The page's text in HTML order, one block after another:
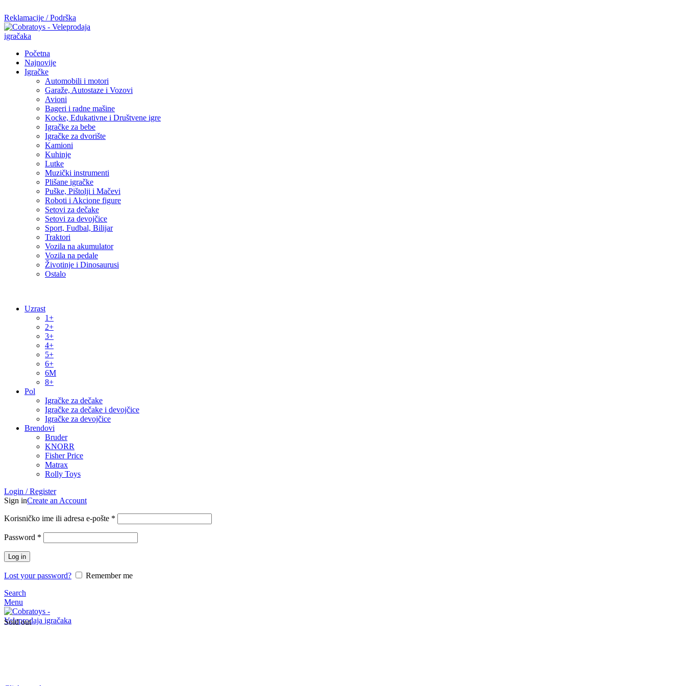
Reklamacije / Podrška
Početna
Najnovije
Igračke
Automobili i motori
Garaže, Autostaze i Vozovi
Avioni
Bageri i radne mašine
Kocke, Edukativne i Društvene igre
Igračke za bebe
Igračke za dvorište
Kamioni
Kuhinje
Lutke
Muzički instrumenti
Plišane igračke
Puške, Pištolji i Mačevi
Roboti i Akcione figure
Setovi za dečake
Setovi za devojčice
Sport, Fudbal, Bilijar
Traktori
Vozila na akumulator
Vozila na pedale
Životinje i Dinosaurusi
Ostalo
Uzrast
1+
2+
3+
4+
5+
6+
6M
8+
Pol
Igračke za dečake
Igračke za dečake i devojčice
Igračke za devojčice
Brendovi
Bruder
KNORR
Fisher Price
Matrax
Rolly Toys
Login / Register
Sign inCreate an Account
Korisničko ime ili adresa e-pošte *
Password *
Log in
Lost your password?
Remember me
Search
Menu
Sold out